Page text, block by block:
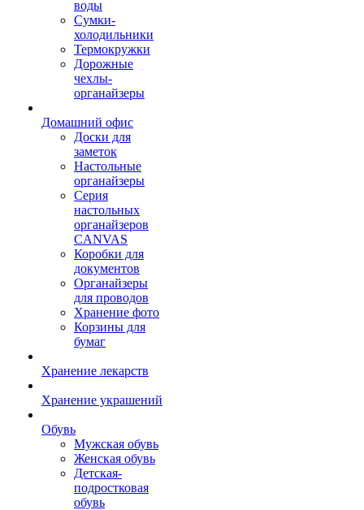
воды
Сумки-
холодильники
Термокружки
Дорожные
чехлы-
органайзеры
Домашний офис
Доски для
заметок
Настольные
органайзеры
Серия
настольных
органайзеров
CANVAS
Коробки для
документов
Органайзеры
для проводов
Хранение фото
Корзины для
бумаг
Хранение лекарств
Хранение украшений
Обувь
Мужская обувь
Женская обувь
Детская-
подростковая
обувь